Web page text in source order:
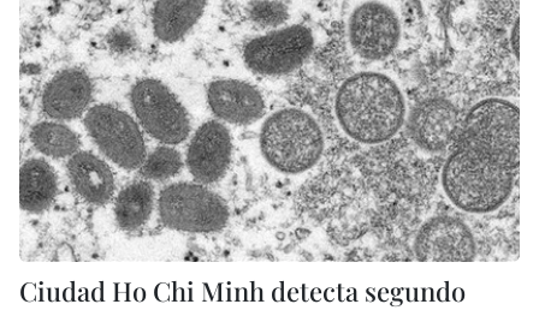
Ciudad Ho Chi Minh detecta segundo